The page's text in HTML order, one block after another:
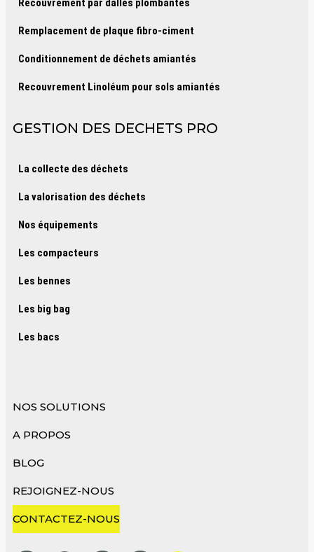
Recouvrement par dalles plombantes
Remplacement de plaque fibro-ciment
Conditionnement de déchets amiantés
Recouvrement Linoléum pour sols amiantés
GESTION DES DECHETS PRO
La collecte des déchets
La valorisation des déchets
Nos équipements
Les compacteurs
Les bennes
Les big bag
Les bacs
NOS SOLUTIONS
A PROPOS
BLOG
REJOIGNEZ-NOUS
CONTACTEZ-NOUS